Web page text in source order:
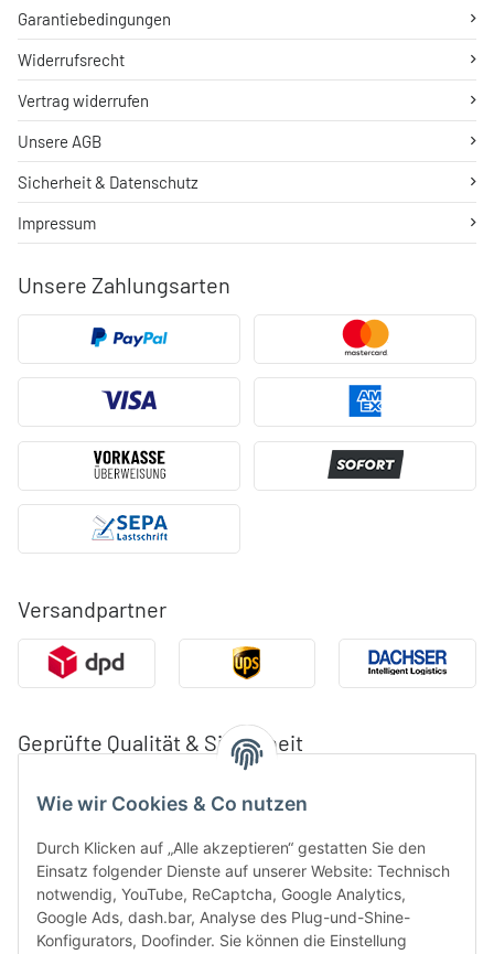
Wie wir Cookies & Co nutzen
Durch Klicken auf „Alle akzeptieren“ gestatten Sie den
Einsatz folgender Dienste auf unserer Website: Technisch
notwendig, YouTube, ReCaptcha, Google Analytics,
Google Ads, dash.bar, Analyse des Plug-und-Shine-
Konfigurators, Doofinder. Sie können die Einstellung
Unsere Zahlungsarten
Versandpartner
Geprüfte Qualität & Sicherheit
Garantiebedingungen
Widerrufsrecht
Vertrag widerrufen
Unsere AGB
Sicherheit & Datenschutz
Impressum